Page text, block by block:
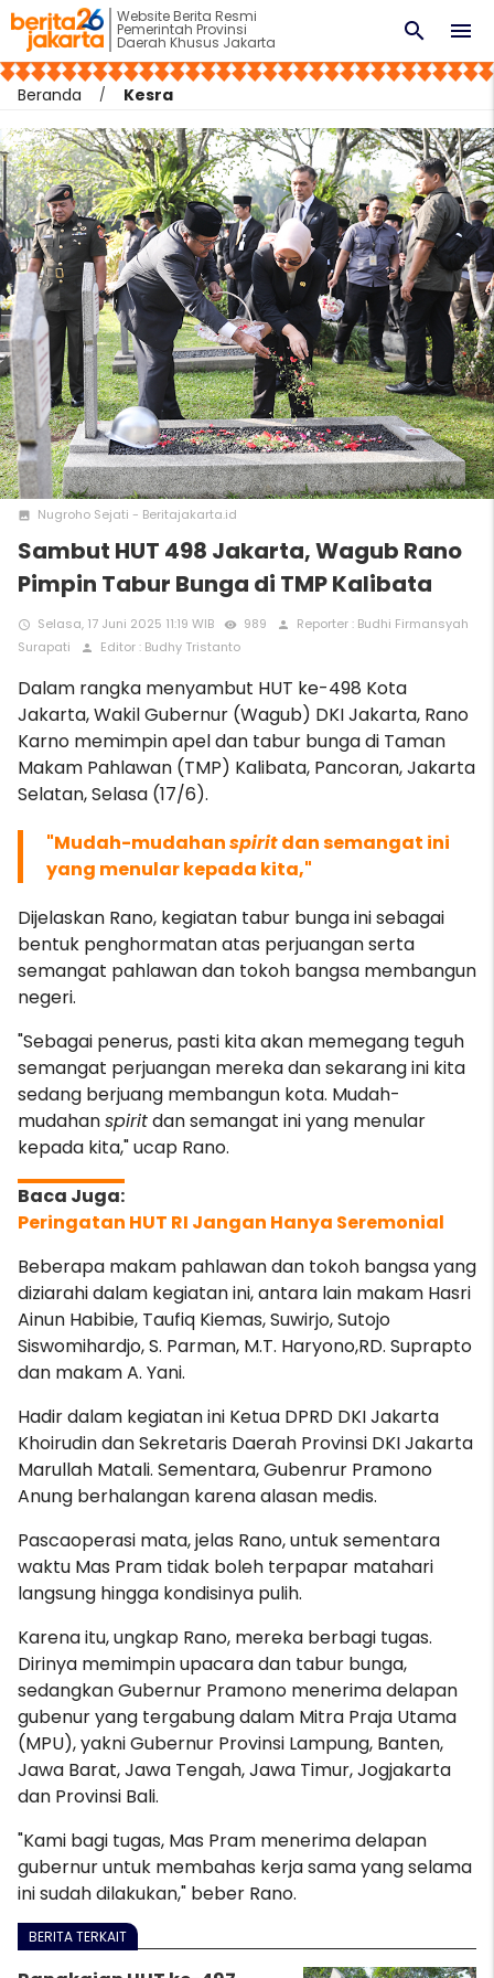
Website Berita Resmi
Pemerintah Provinsi
Daerah Khusus Jakarta menu
search
Beranda Kesra
photo Nugroho Sejati - Beritajakarta.id
Sambut HUT 498 Jakarta, Wagub Rano
Pimpin Tabur Bunga di TMP Kalibata
access_time Selasa, 17 Juni 2025 11:19 WIB remove_red_eye 989 person
Reporter : Budhi Firmansyah
Surapati
person Editor : Budhy Tristanto
Dalam rangka menyambut HUT ke-498 Kota
Jakarta, Wakil Gubernur (Wagub) DKI Jakarta, Rano
Karno memimpin apel dan tabur bunga di Taman
Makam Pahlawan (TMP) Kalibata, Pancoran, Jakarta
Selatan, Selasa (17/6).
"Mudah-mudahanspiritdan semangat ini
yang menular kepada kita,"
Dijelaskan Rano, kegiatan tabur bunga ini sebagai
bentuk penghormatan atas perjuangan serta
semangat pahlawan dan tokoh bangsa membangun
negeri.
"Sebagai penerus, pasti kita akan memegang teguh
semangat perjuangan mereka dan sekarang ini kita
sedang berjuang membangun kota. Mudah-
mudahanspiritdan semangat ini yang menular
kepada kita," ucap Rano.
Peringatan HUT RI Jangan Hanya Seremonial
Beberapa makam pahlawan dan tokoh bangsa yang
diziarahi dalam kegiatan ini, antara lain makam Hasri
Ainun Habibie, Taufiq Kiemas, Suwirjo, Sutojo
Siswomihardjo, S. Parman, M.T. Haryono,RD. Suprapto
dan makam A. Yani.
Hadir dalam kegiatan ini Ketua DPRD DKI Jakarta
Khoirudin dan Sekretaris Daerah Provinsi DKI Jakarta
Marullah Matali. Sementara, Gubenrur Pramono
Anung berhalangan karena alasan medis.
Pascaoperasi mata, jelas Rano, untuk sementara
waktu Mas Pram tidak boleh terpapar matahari
langsung hingga kondisinya pulih.
Karena itu, ungkap Rano, mereka berbagi tugas.
Dirinya memimpin upacara dan tabur bunga,
sedangkan Gubernur Pramono menerima delapan
gubenur yang tergabung dalam Mitra Praja Utama
(MPU), yakni Gubernur Provinsi Lampung, Banten,
Jawa Barat, Jawa Tengah, Jawa Timur, Jogjakarta
dan Provinsi Bali.
"Kami bagi tugas, Mas Pram menerima delapan
gubernur untuk membahas kerja sama yang selama
ini sudah dilakukan," beber Rano.
BERITA TERKAIT